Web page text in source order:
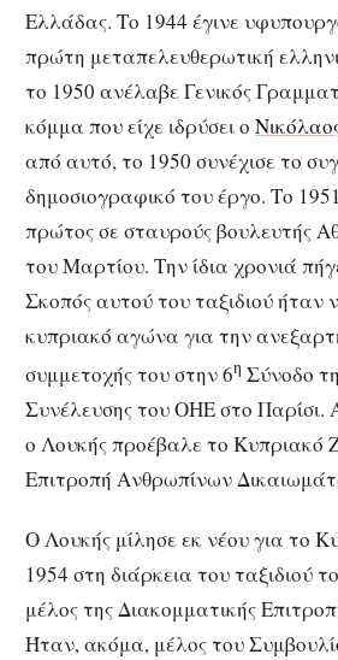
Ελλάδας. Το 1944 έγινε
πρώτη μεταπελευθερωτική
το 1950 ανέλαβε Γενικός
κόμμα που είχε ιδρύσει ο
από αυτό, το 1950 συνέχισε το
δημοσιογραφικό του έργο. Το
πρώτος σε σταυρούς βουλευτής
του Μαρτίου. Την ίδια χρονιά
Σκοπός αυτού του ταξιδιού ήταν
κυπριακό αγώνα για την
συμμετοχής του στην 6η Σύνοδο
Συνέλευσης του ΟΗΕ στο Παρίσι.
ο Λουκής προέβαλε το Κυπριακό
Επιτροπή Ανθρωπίνων
Ο Λουκής μίλησε εκ νέου για το
1954 στη διάρκεια του ταξιδιού
μέλος της Διακομματικής
Ήταν, ακόμα, μέλος του